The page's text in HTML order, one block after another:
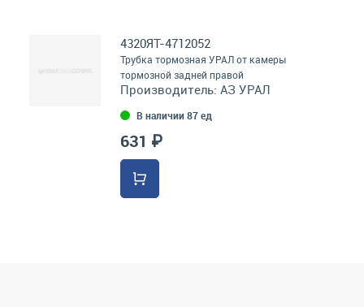
4320ЯТ-4712052
Трубка тормозная УРАЛ от камеры
тормозной задней правой
Производитель: АЗ УРАЛ
В наличии 87 ед
631 ₽